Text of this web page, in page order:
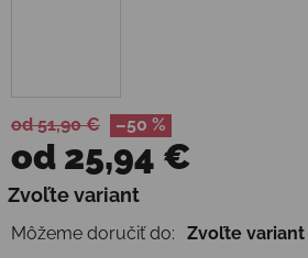
od 51,90 € –50 %
od 25,94 €
Jednotková cena:
Zvoľte variant
Môžeme doručiť do:
Zvoľte variant